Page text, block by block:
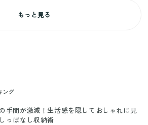
もっと見る
ング
手間が激減！生活感を隠しておしゃれに見
っぱなし収納術